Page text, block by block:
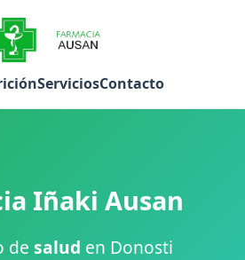
ServiciosContacto
Iñaki Ausan
de salud en Donosti